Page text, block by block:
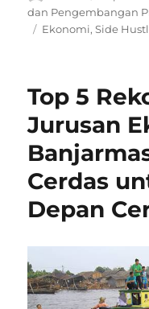
on
dan Pengembangan
Tags
Ekonomi,Side
Top 5
Jurusan
Cerdas
Depan